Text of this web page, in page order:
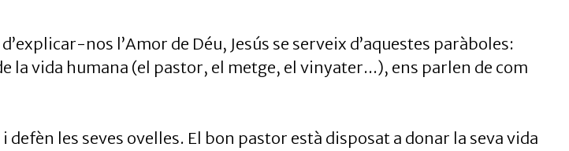
nos l’Amor de Déu, Jesús se serveix d’aquestes paràboles:
la vida humana (el pastor, el metge, el vinyater...), ens parlen de com
les seves ovelles. El bon pastor està disposat a donar la seva vida